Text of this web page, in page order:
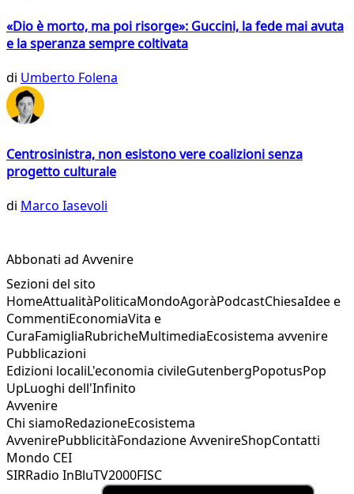
«Dio è morto, ma poi risorge»: Guccini, la fede mai avuta
e la speranza sempre coltivata
di Umberto Folena
Centrosinistra, non esistono vere coalizioni senza
progetto culturale
di Marco Iasevoli
Abbonati ad Avvenire
Sezioni del sito
HomeAttualitàPoliticaMondoAgoràPodcastChiesaIdee e
CommentiEconomiaVita e
CuraFamigliaRubricheMultimediaEcosistema avvenire
Pubblicazioni
Edizioni localiL'economia civileGutenbergPopotusPop
UpLuoghi dell'Infinito
Avvenire
Chi siamoRedazioneEcosistema
AvvenirePubblicitàFondazione AvvenireShopContatti
Mondo CEI
SIRRadio InBluTV2000FISC